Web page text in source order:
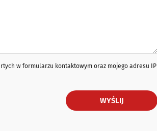
w formularzu kontaktowym oraz mojego adresu IP
WYŚLIJ